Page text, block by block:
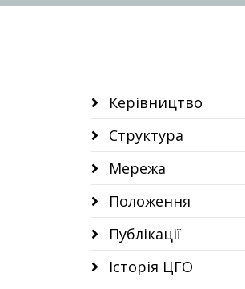
Керівництво
Структура
Мережа
Положення
Публікації
Історія ЦГО